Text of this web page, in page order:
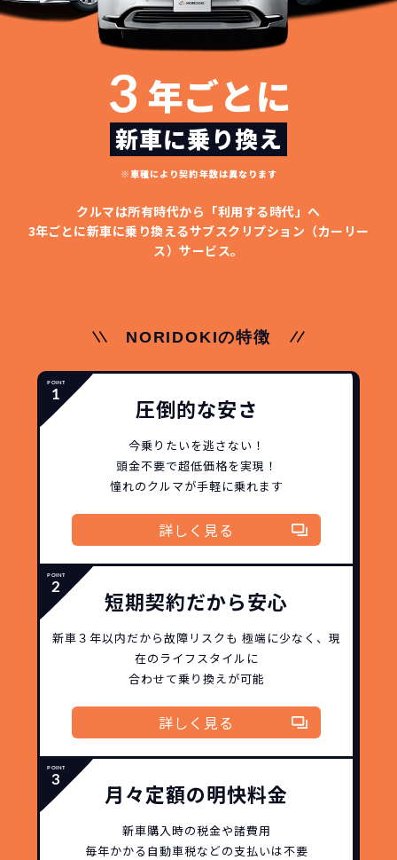
3 年ごとに
新車に乗り換え
※車種により契約年数は異なります
クルマは所有時代から「利用する時代」へ
3年ごとに新車に乗り換えるサブスクリプション（カーリー
ス）サービス。
NORIDOKIの特徴
圧倒的な安さ
今乗りたいを逃さない！
頭金不要で超低価格を実現！
憧れのクルマが手軽に乗れます
詳しく見る
短期契約だから安心
新車３年以内だから故障リスクも 極端に少なく、 現
在のライフスタイルに
合わせて乗り換えが可能
詳しく見る
月々定額の明快料金
新車購入時の税金や諸費用
毎年かかる自動車税などの支払いは不要